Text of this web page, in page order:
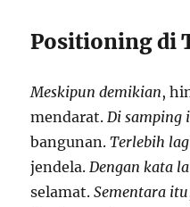
Positioning di
Meskipun demikian,
mendarat.Di samping
bangunan.Terlebih
jendela.Dengan kata
selamat.Sementara itu